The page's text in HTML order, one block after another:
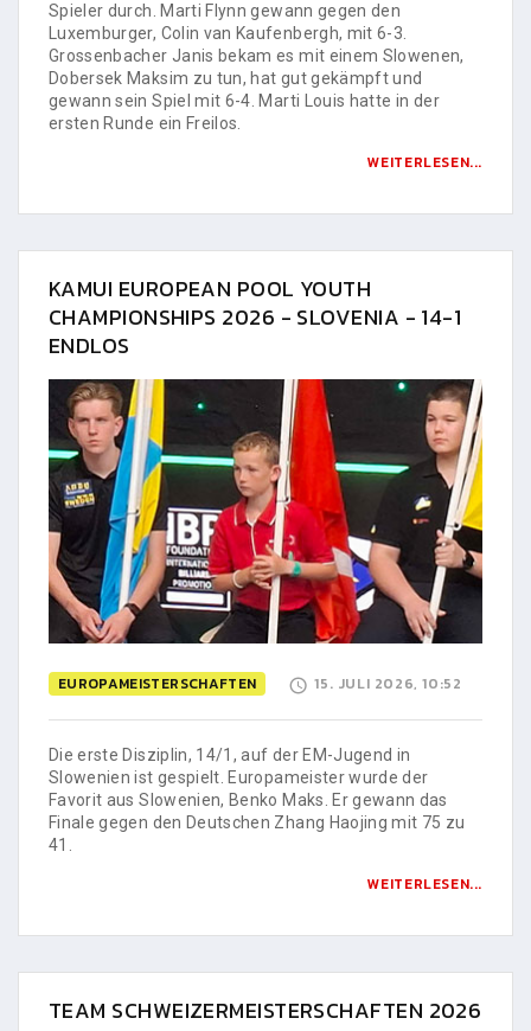
Spieler durch. Marti Flynn gewann gegen den
Luxemburger, Colin van Kaufenbergh, mit 6-3.
Grossenbacher Janis bekam es mit einem Slowenen,
Dobersek Maksim zu tun, hat gut gekämpft und
gewann sein Spiel mit 6-4. Marti Louis hatte in der
ersten Runde ein Freilos.
WEITERLESEN...
KAMUI EUROPEAN POOL YOUTH
CHAMPIONSHIPS 2026 - SLOVENIA - 14-1
ENDLOS
EUROPAMEISTERSCHAFTEN 15. JULI 2026, 10:52
Die erste Disziplin, 14/1, auf der EM-Jugend in
Slowenien ist gespielt. Europameister wurde der
Favorit aus Slowenien, Benko Maks. Er gewann das
Finale gegen den Deutschen Zhang Haojing mit 75 zu
41.
WEITERLESEN...
TEAM SCHWEIZERMEISTERSCHAFTEN 2026